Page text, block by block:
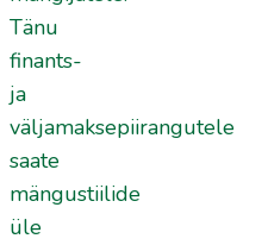
Tänu
finants-
ja
väljamaksepiirangutele
saate
mängustiilide
üle